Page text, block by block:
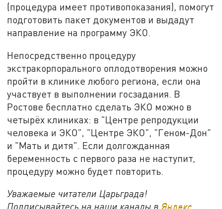
(процедура имеет противопоказания), помогут
подготовить пакет документов и выдадут
направление на программу ЭКО.
Непосредственно процедуру
экстракорпорального оплодотворения можно
пройти в клинике любого региона, если она
участвует в выполнении госзадания. В
Ростове бесплатно сделать ЭКО можно в
четырёх клиниках: в "Центре репродукции
человека и ЭКО", "Центре ЭКО", "Геном-Дон"
и "Мать и дитя". Если долгожданная
беременность с первого раза не наступит,
процедуру можно будет повторить.
Уважаемые читатели Царьграда!
Подписывайтесь на наши каналы вЯндекс.